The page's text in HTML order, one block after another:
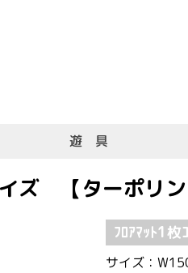
遊 具
ズ 【ターポリン
ﾌﾛｱﾏｯﾄ1
サイズ：